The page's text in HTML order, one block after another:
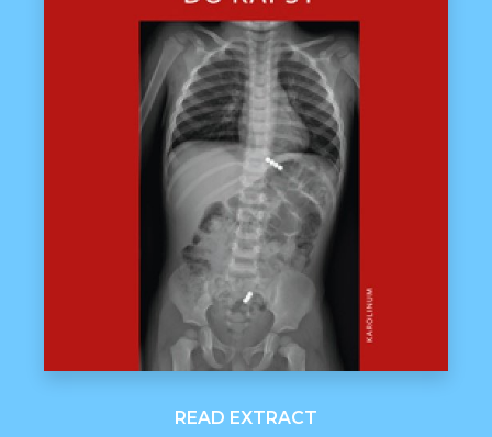
READ EXTRACT